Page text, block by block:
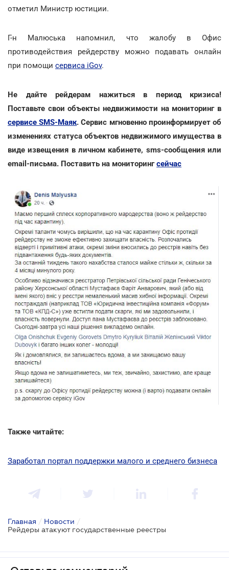
отметил Министр юстиции.
Г-н Малюська напомнил, что жалобу в Офис
противодействия рейдерству можно подавать онлайн
при помощи сервиса iGov.
Не дайте рейдерам нажиться в период кризиса!
Поставьте свои объекты недвижимости на мониторинг в
сервисе SMS-Маяк. Сервис мгновенно проинформирует об
изменениях статуса объектов недвижимого имущества в
виде извещения в личном кабинете, sms-сообщения или
email-письма. Поставить на мониторингсейчас
Также читайте:
Заработал портал поддержки малого и среднего бизнеса
Главная / Новости /
Рейдеры атакуют государственные реестры